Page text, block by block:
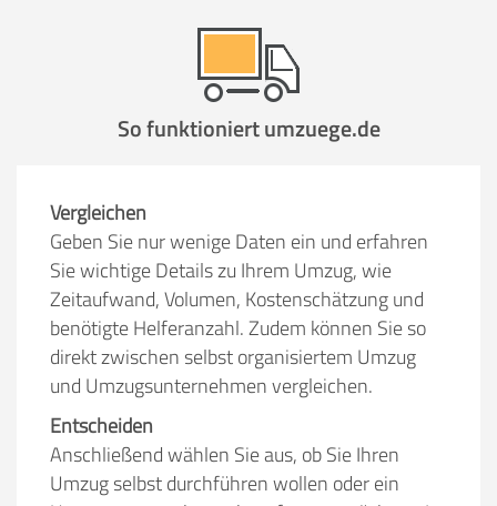
Stunden
KOSTENSCHÄTZUNG:
Mit Umzugsunternehmen.
Mitarbeiter Zeit pro Mitarbeiter Gesamt-Arbeitszeit
So funktioniert umzuege.de
Vergleichen
Geben Sie nur wenige Daten ein und erfahren
Sie wichtige Details zu Ihrem Umzug, wie
Zeitaufwand, Volumen, Kostenschätzung und
benötigte Helferanzahl. Zudem können Sie so
direkt zwischen selbst organisiertem Umzug
und Umzugsunternehmen vergleichen.
Entscheiden
Anschließend wählen Sie aus, ob Sie Ihren
Umzug selbst durchführen wollen oder ein